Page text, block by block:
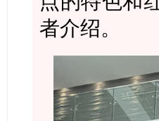
者介绍。